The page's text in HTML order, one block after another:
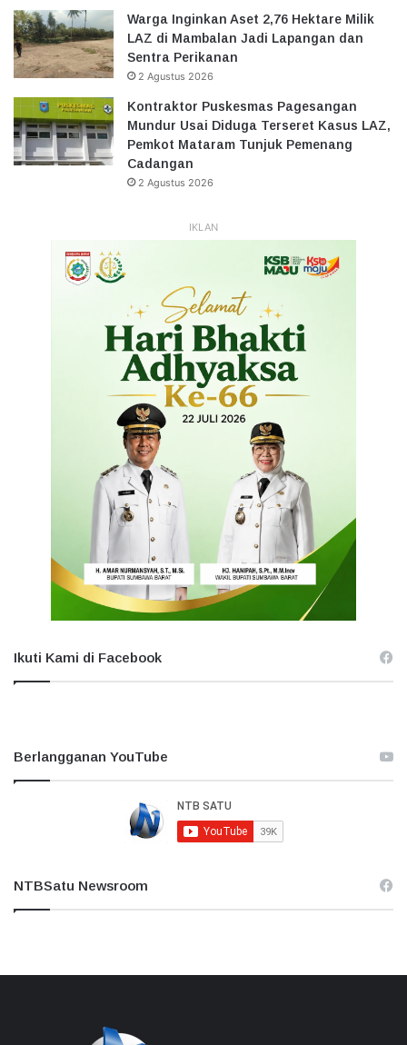
Warga Inginkan Aset 2,76 Hektare Milik
LAZ di Mambalan Jadi Lapangan dan
Sentra Perikanan
2 Agustus 2026
Kontraktor Puskesmas Pagesangan
Mundur Usai Diduga Terseret Kasus LAZ,
Pemkot Mataram Tunjuk Pemenang
Cadangan
2 Agustus 2026
IKLAN
Ikuti Kami di Facebook
Berlangganan YouTube
NTBSatu Newsroom